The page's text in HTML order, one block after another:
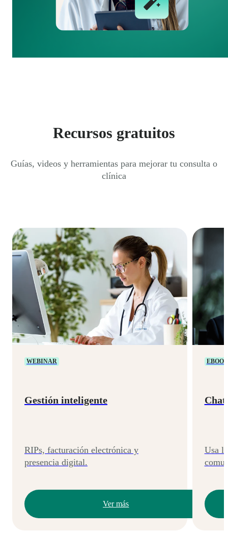
Recursos gratuitos
Guías, videos y herramientas para mejorar tu consulta o
clínica
WEBINAR
Gestión inteligente
RIPs, facturación electrónica y
presencia digital.
Ver más
EBOOK
Usa